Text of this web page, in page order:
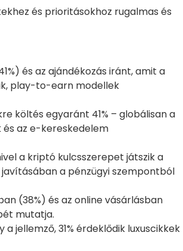
és prioritásokhoz rugalmas és
és az ajándékozás iránt, amit a
play-to-earn modellek
költés egyaránt 41% – globálisan a
az e-kereskedelem
a kriptó kulcsszerepet játszik a
a pénzügyi szempontból
(38%) és az online vásárlásban
mutatja.
jellemző, 31% érdeklődik luxuscikkek